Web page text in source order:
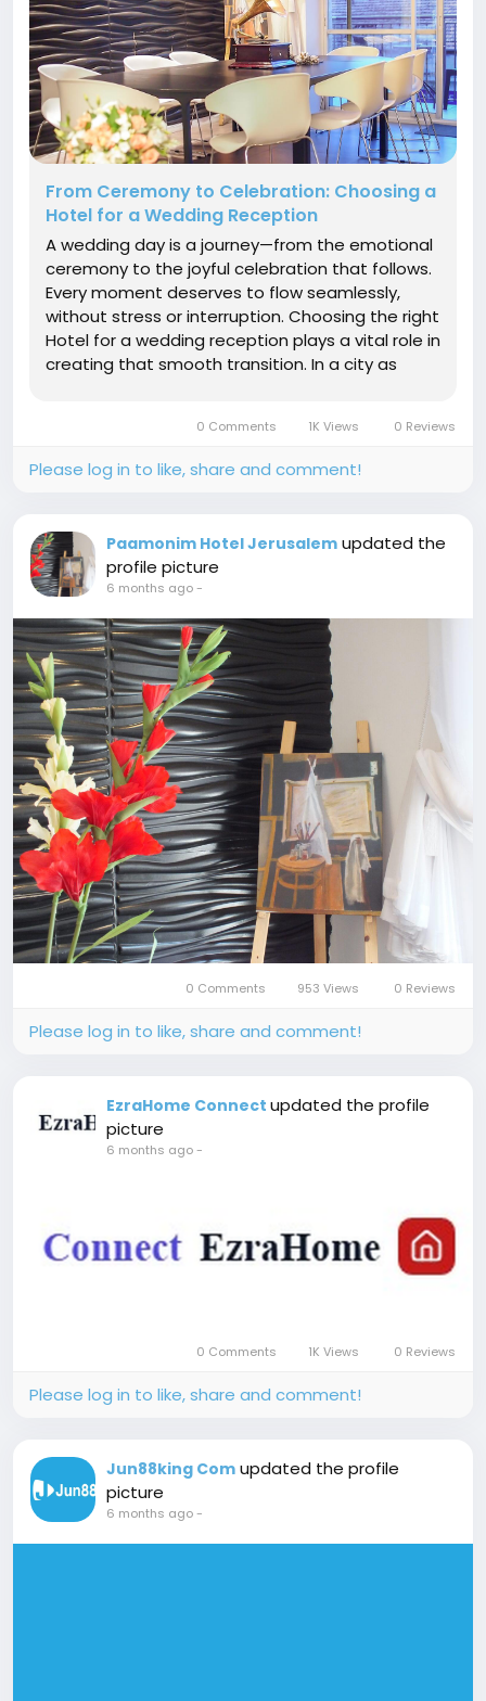
From Ceremony to Celebration: Choosing a
Hotel for a Wedding Reception
A wedding day is a journey—from the emotional
ceremony to the joyful celebration that follows.
Every moment deserves to flow seamlessly,
without stress or interruption. Choosing the right
Hotel for a wedding reception plays a vital role in
creating that smooth transition. In a city as
elegance, comfort, and...
0 Comments 1K Views 0 Reviews
Please log in to like, share and comment!
Paamonim Hotel Jerusalem updated the
profile picture
6 months ago-
0 Comments 953 Views 0 Reviews
Please log in to like, share and comment!
EzraHome Connect updated the profile
picture
6 months ago-
0 Comments 1K Views 0 Reviews
Please log in to like, share and comment!
Jun88king Com updated the profile
picture
6 months ago-